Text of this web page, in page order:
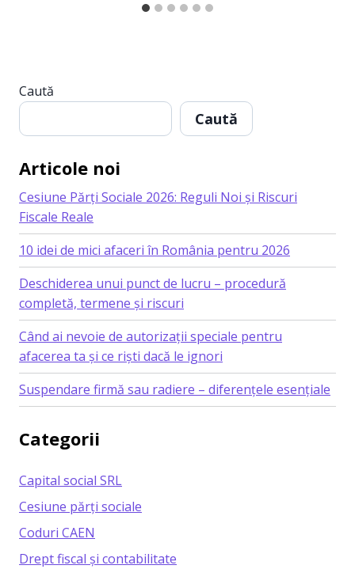
Caută
Caută
Articole noi
Cesiune Părți Sociale 2026: Reguli Noi și Riscuri
Fiscale Reale
10 idei de mici afaceri în România pentru 2026
Deschiderea unui punct de lucru – procedură
completă, termene și riscuri
Când ai nevoie de autorizații speciale pentru
afacerea ta și ce riști dacă le ignori
Suspendare firmă sau radiere – diferențele esențiale
Categorii
Capital social SRL
Cesiune părți sociale
Coduri CAEN
Drept fiscal și contabilitate